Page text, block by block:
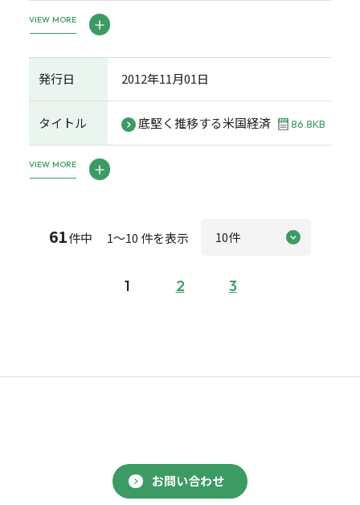
VIEW MORE
発行日 2012年11月01日
タイトル 底堅く推移する米国経済 86.8KB
VIEW MORE
61件中 1～10 件を表示
1 2 3
お問い合わせ